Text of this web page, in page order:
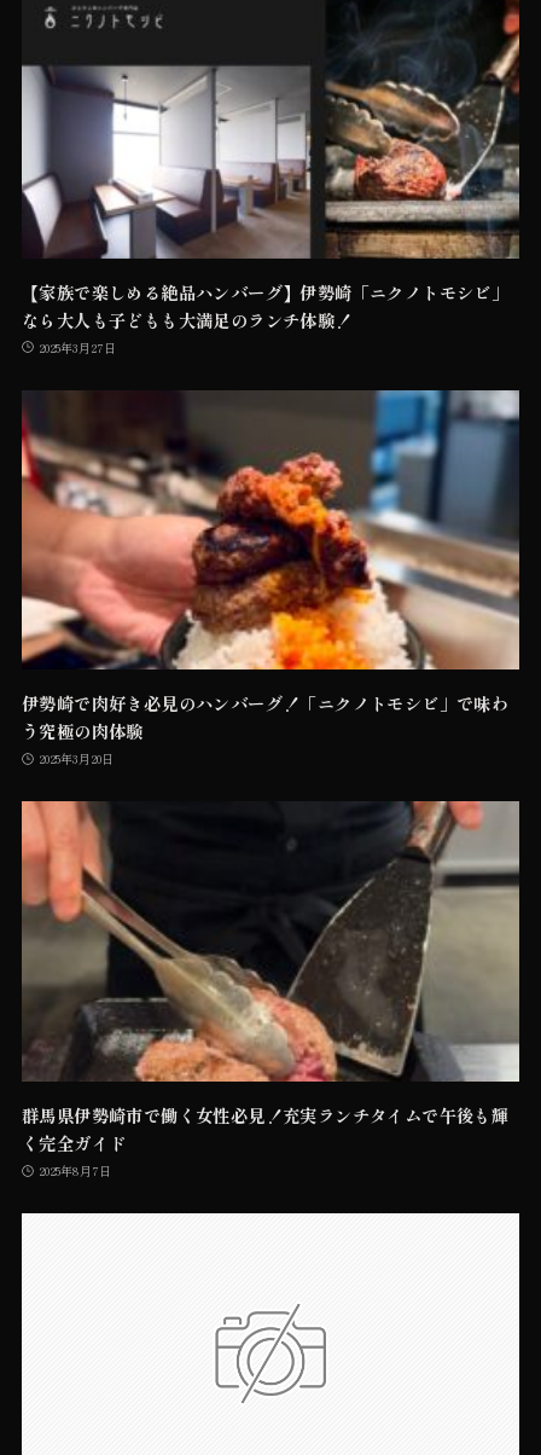
【家族で楽しめる絶品ハンバーグ】伊勢崎「ニクノトモシビ」
なら大人も子どもも大満足のランチ体験！
2025年3月27日
伊勢崎で肉好き必見のハンバーグ！「ニクノトモシビ」で味わ
う究極の肉体験
2025年3月20日
群馬県伊勢崎市で働く女性必見！充実ランチタイムで午後も輝
く完全ガイド
2025年8月7日